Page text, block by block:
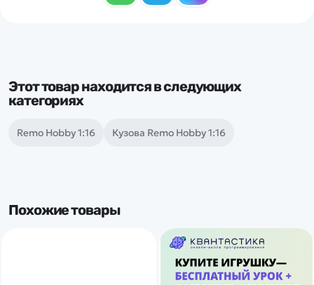
Этот товар находится в следующих
категориях
Remo Hobby 1:16 Кузова Remo Hobby 1:16
Похожие товары